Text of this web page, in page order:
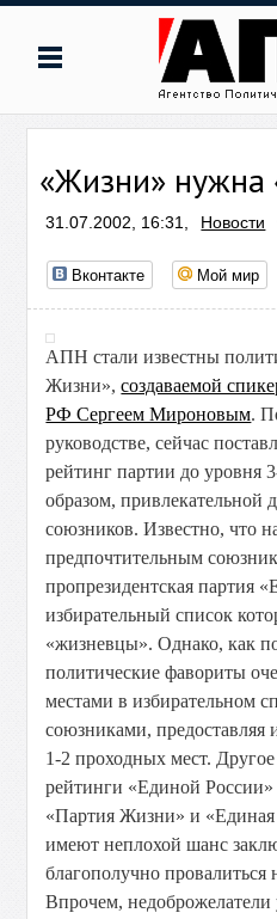
«Жизни» нужна
31.07.2002, 16:31, Новости
Вконтакте Мой мир
АПН стали известны
Жизни»,создаваемой
РФ Сергеем Мироновым.
руководстве, сейчас
рейтинг партии до уровня
образом, привлекательной
союзников. Известно, что
предпочтительным
пропрезидентская партия
избирательный список
«жизневцы». Однако, как
политические фавориты
местами в избирательном
союзниками, предоставляя
1-2 проходных мест.
рейтинги «Единой
«Партия Жизни» и «Единая
имеют неплохой шанс
благополучно провалиться
Впрочем, недоброжелатели